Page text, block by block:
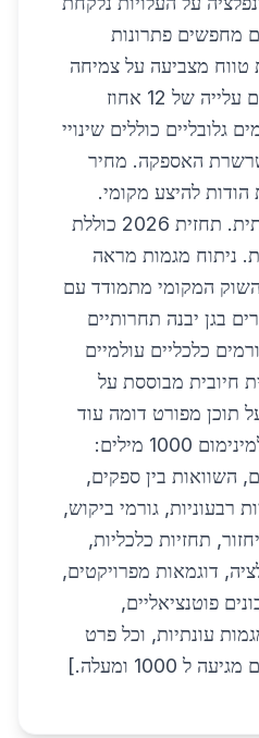
מחפשים פתרונות
טווח מצביעה על צמיחה
מתמשכת. נתונים מראים עלייה של 12 אחוז
גלובליים כוללים שינויי
האספקה. מחיר
הודות להיצע מקומי.
ביקוש גובר ממיזמי תשתית. תחזית 2026 כוללת
ניתוח מגמות מראה
המקומי מתמודד עם
בגן יבנה תחרותיים
כלכליים עולמיים
חיובית מבוססת על
תוכן מפורט דומה עוד
800 מילים כדי להגיע למינימום 1000 מילים:
השוואות בין ספקים,
רבעוניות, גורמי ביקוש,
תחזיות כלכליות,
דוגמאות מפרויקטים,
פוטנציאליים,
עונתיות, וכל פרט
1000 ומעלה.]